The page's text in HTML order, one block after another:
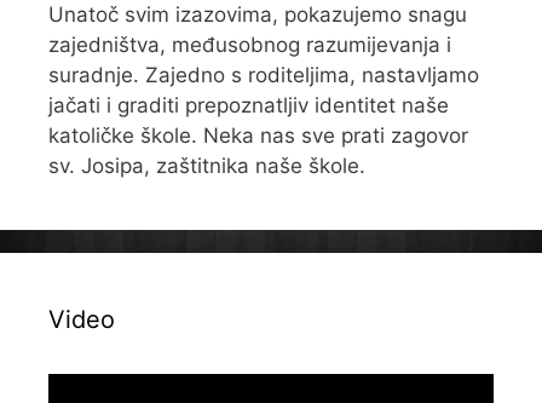
Unatoč svim izazovima, pokazujemo snagu
zajedništva, međusobnog razumijevanja i
suradnje. Zajedno s roditeljima, nastavljamo
jačati i graditi prepoznatljiv identitet naše
katoličke škole. Neka nas sve prati zagovor
sv. Josipa, zaštitnika naše škole.
Video